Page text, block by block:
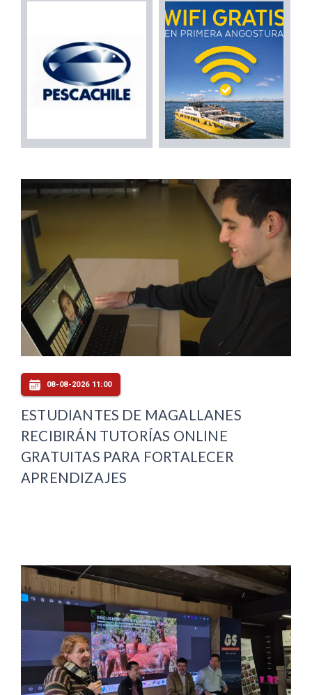
08-08-2026 11:00
ESTUDIANTES DE MAGALLANES
RECIBIRÁN TUTORÍAS ONLINE
GRATUITAS PARA FORTALECER
APRENDIZAJES